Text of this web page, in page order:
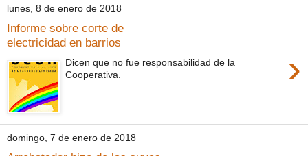
lunes, 8 de enero de 2018
Informe sobre corte de
electricidad en barrios
›
Dicen que no fue responsabilidad de la
Cooperativa.
domingo, 7 de enero de 2018